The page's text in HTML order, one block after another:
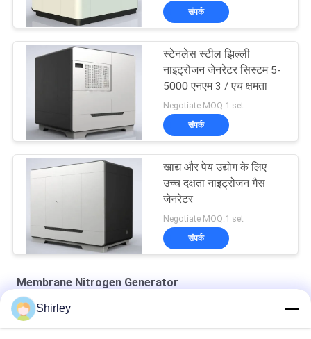
संपर्क
स्टेनलेस स्टील झिल्ली
नाइट्रोजन जेनरेटर सिस्टम 5-
5000 एनएम 3 / एच क्षमता
Negotiate MOQ:1 set
संपर्क
खाद्य और पेय उद्योग के लिए
उच्च दक्षता नाइट्रोजन गैस
जेनरेटर
Negotiate MOQ:1 set
संपर्क
Membrane Nitrogen Generator
झिल्ली नाइट्रोजन जेनरेटर शुद्धता 99% समुद्री उद्योग बीवी सीसीएस टीएस प्रमाणन
Shirley